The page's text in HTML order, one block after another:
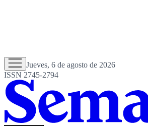
Jueves, 6 de agosto de 2026
ISSN 2745-2794